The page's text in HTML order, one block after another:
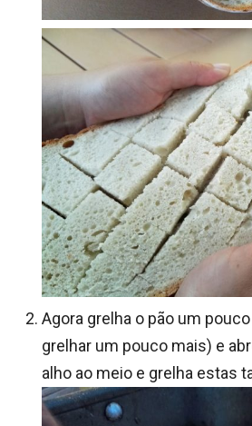
Agora grelha o pão um
grelhar um pouco mais) e
alho ao meio e grelha estas